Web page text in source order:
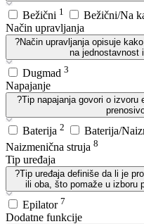
Bežični 1 Bežični/Na
Način upravljanja
?Način upravljanja opisuje
na jednostavnost
Dugmad 3
Napajanje
?Tip napajanja govori o izvoru
Baterija 2 Baterija/
Naizmenična struja 8
Tip uređaja
?Tip uređaja definiše da li je
ili oba, što pomaže u izboru
Epilator 7
Dodatne funkcije